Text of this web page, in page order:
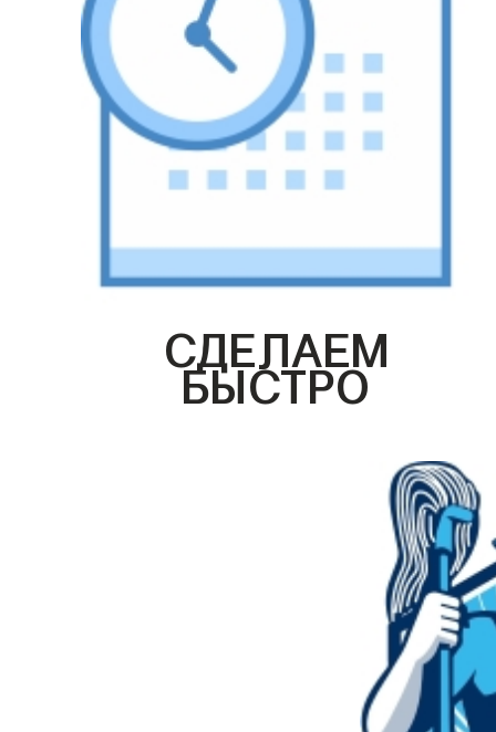
СДЕЛАЕМ
БЫСТРО